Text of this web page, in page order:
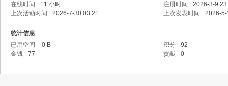
在线时间
11 小时 注册时间
2026-3-9
上次活动时间
2026-7-30 03:21 上次发表时间 2026-
统计信息
已用空间
0 B 积分
92
金钱
77 贡献 0